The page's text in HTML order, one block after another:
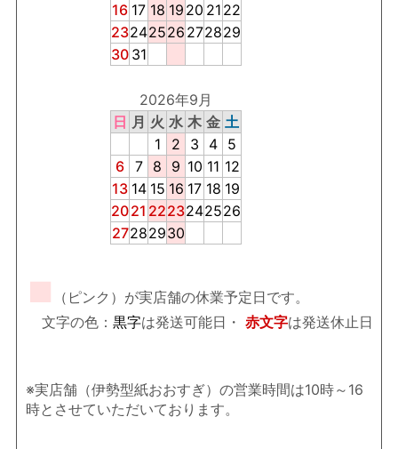
16 17 18 19 20 21 22
23242526 272829
30 31
2026年9月
日 月 火 水 木 金 土
1
2 3 4 5
6 7 8 9 10 11 12
13 14 15 16 17 18 19
2021 2223242526
27282930
■
（ピンク）が実店舗の休業予定日です。
文字の色： 黒字は発送可能日・ 赤文字は発送休止日
※実店舗（伊勢型紙おおすぎ）の営業時間は10時～16
時とさせていただいております。